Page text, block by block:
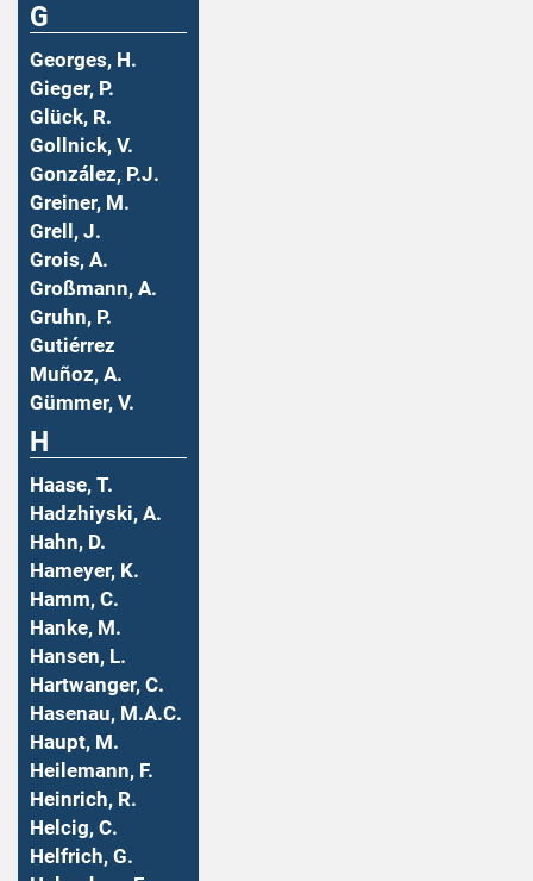
G
Georges, H.
Gieger, P.
Glück, R.
Gollnick, V.
González, P.J.
Greiner, M.
Grell, J.
Grois, A.
Großmann, A.
Gruhn, P.
Gutiérrez
Muñoz, A.
Gümmer, V.
H
Haase, T.
Hadzhiyski, A.
Hahn, D.
Hameyer, K.
Hamm, C.
Hanke, M.
Hansen, L.
Hartwanger, C.
Hasenau, M.A.C.
Haupt, M.
Heilemann, F.
Heinrich, R.
Helcig, C.
Helfrich, G.